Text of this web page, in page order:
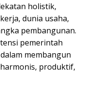
holistik,
dunia usaha,
pembangunan.
pemerintah
membangun
produktif,